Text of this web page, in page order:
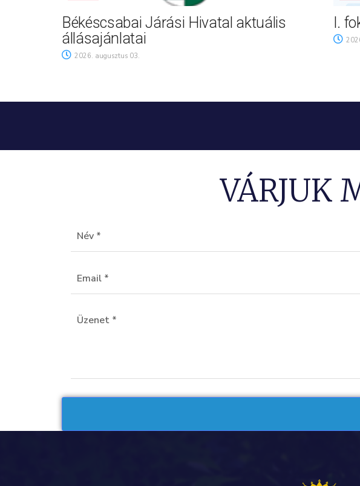
Békéscsabai Járási Hivatal aktuális
állásajánlatai
2026. augusztus 03.
I.
VÁRJUK